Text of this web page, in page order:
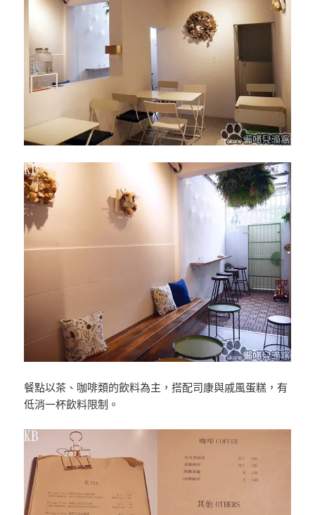
餐點以茶、咖啡類的飲料為主，搭配司康與戚風蛋糕，有
低消一杯飲料限制。